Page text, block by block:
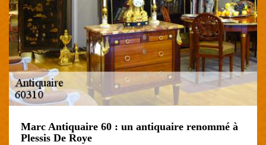
Marc Antiquaire 60 : un antiquaire renommé à
Plessis De Roye